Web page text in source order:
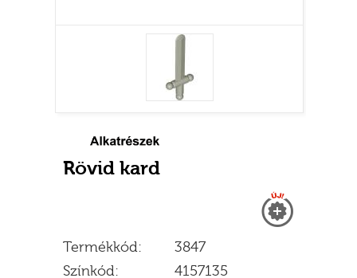
Rövid kard
Termékkód:
3847
Színkód:
4157135